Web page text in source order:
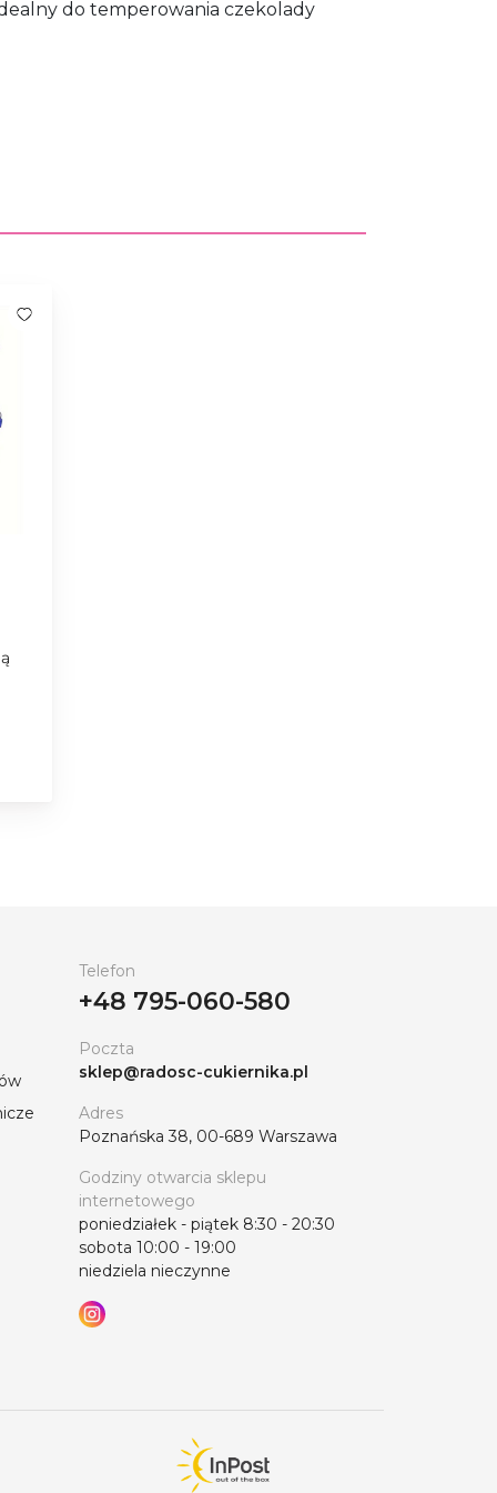
do temperowania czekolady
Telefon
+48 795-060-580
Poczta
sklep@radosc-cukiernika.pl
Adres
Poznańska 38, 00-689 Warszawa
Godziny otwarcia sklepu
internetowego
poniedziałek - piątek 8:30 - 20:30
sobota 10:00 - 19:00
niedziela nieczynne